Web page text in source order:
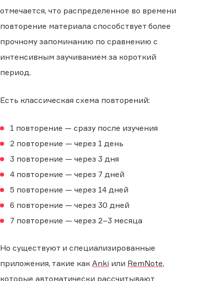
отмечается, что распределенное во времени
повторение материала способствует более
прочному запоминанию по сравнению с
интенсивным заучиванием за короткий
период.
Есть классическая схема повторений:
1 повторение — сразу после изучения
2 повторение — через 1 день
3 повторение — через 3 дня
4 повторение — через 7 дней
5 повторение — через 14 дней
6 повторение — через 30 дней
7 повторение — через 2–3 месяца
Но существуют и специализированные
приложения, такие как Anki или RemNote,
которые автоматически рассчитывают